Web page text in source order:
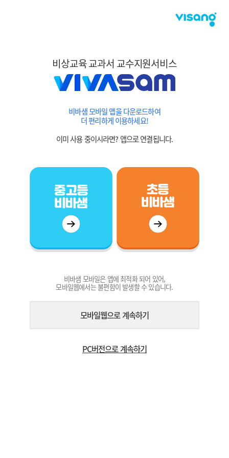
비상교육 교과서 교수지원서비스
비바샘 모바일 앱을 다운로드하여
더 편리하게 이용하세요!
이미 사용 중이시라면? 앱으로 연결됩니다.
비바샘 모바일은 앱에 최적화 되어 있어,
모바일웹에서는 불편함이 발생할 수 있습니다.
모바일웹으로 계속하기
PC버전으로 계속하기